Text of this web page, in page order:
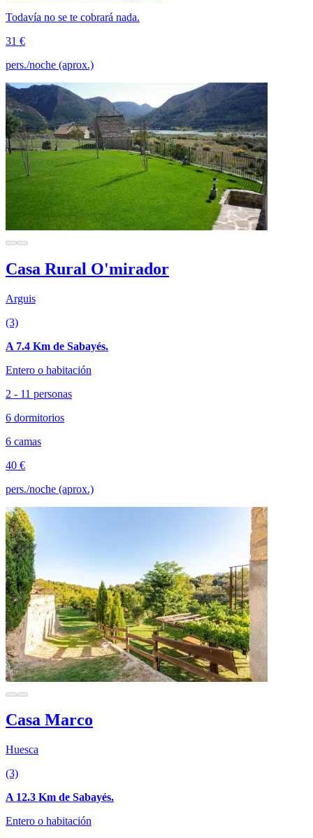
Todavía no se te cobrará nada.
31 €
pers./noche (aprox.)
Casa Rural O'mirador
Arguis
(3)
A 7.4 Km de Sabayés.
Entero o habitación
2 - 11 personas
6 dormitorios
6 camas
40 €
pers./noche (aprox.)
Casa Marco
Huesca
(3)
A 12.3 Km de Sabayés.
Entero o habitación